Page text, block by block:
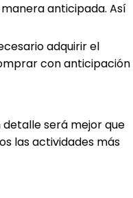
anticipada. Así
adquirir el
con anticipación
será mejor que
las actividades más